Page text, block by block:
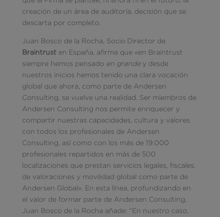
creación de un área de auditoría, decisión que se
descarta por completo.
Juan Bosco de la Rocha, Socio Director de
Braintrust en España, afirma que «en Braintrust
siempre hemos pensado en grande y desde
nuestros inicios hemos tenido una clara vocación
global que ahora, como parte de Andersen
Consulting, se vuelve una realidad. Ser miembros de
Andersen Consulting nos permite enriquecer y
compartir nuestras capacidades, cultura y valores
con todos los profesionales de Andersen
Consulting, así como con los más de 19.000
profesionales repartidos en más de 500
localizaciones que prestan servicios legales, fiscales,
de valoraciones y movilidad global como parte de
Andersen Global». En esta línea, profundizando en
el valor de formar parte de Andersen Consulting,
Juan Bosco de la Rocha añade: “En nuestro caso,